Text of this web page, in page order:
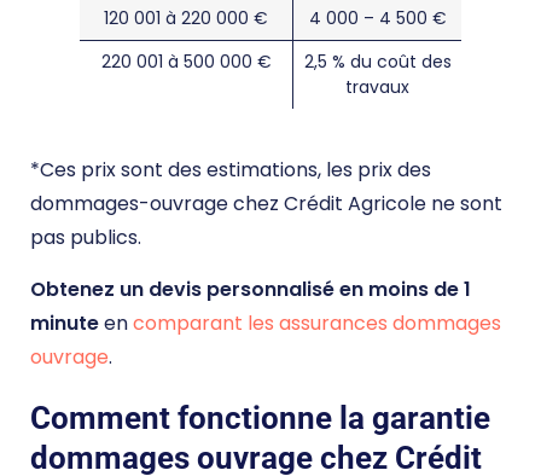
120 001 à 220 000 €
4 000 – 4 500 €
220 001 à 500 000 €
2,5 % du coût des
travaux
*Ces prix sont des estimations, les prix des
dommages-ouvrage chez Crédit Agricole ne sont
pas publics.
Obtenez un devis personnalisé en moins de 1
minuteencomparant les assurances dommages
ouvrage.
Comment fonctionne la garantie
dommages ouvrage chez Crédit